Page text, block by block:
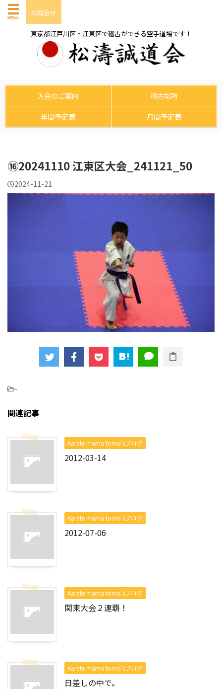
お問合せ
東京都江戸川区・江東区で稽古ができる空手道場です！
入会のご案内
稽古場所
年間予定表
月間予定表
⑯20241110 江東区大会_241121_50
2024-11-21
-
関連記事
Karate mama tomo’sブログ
2012-03-14
Karate mama tomo’sブログ
2012-07-06
Karate mama tomo’sブログ
関東大会２連覇！
Karate mama tomo’sブログ
日差しの中で。